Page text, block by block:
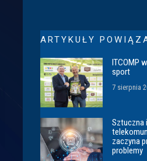
ARTYKUŁY
ITCOMP
sport
7 sierpnia
Sztuczna
zaczyna
problemy